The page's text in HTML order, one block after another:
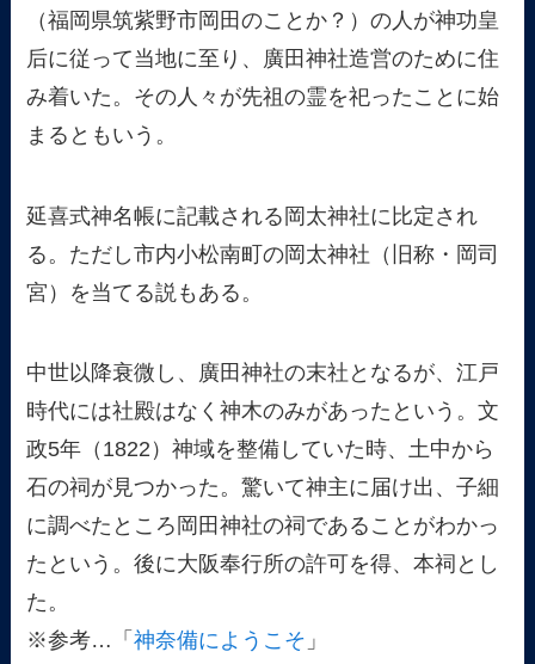
（福岡県筑紫野市岡田のことか？）の人が神功皇
后に従って当地に至り、廣田神社造営のために住
み着いた。その人々が先祖の霊を祀ったことに始
まるともいう。
延喜式神名帳に記載される岡太神社に比定され
る。ただし市内小松南町の岡太神社（旧称・岡司
宮）を当てる説もある。
中世以降衰微し、廣田神社の末社となるが、江戸
時代には社殿はなく神木のみがあったという。文
政5年（1822）神域を整備していた時、土中から
石の祠が見つかった。驚いて神主に届け出、子細
に調べたところ岡田神社の祠であることがわかっ
たという。後に大阪奉行所の許可を得、本祠とし
た。
※参考…「神奈備にようこそ 」